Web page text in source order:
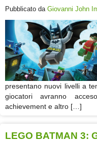
Pubblicato da Giovanni John
presentano nuovi livelli a
giocatori avranno
achievement e altro […]
LEGO BATMAN 3: